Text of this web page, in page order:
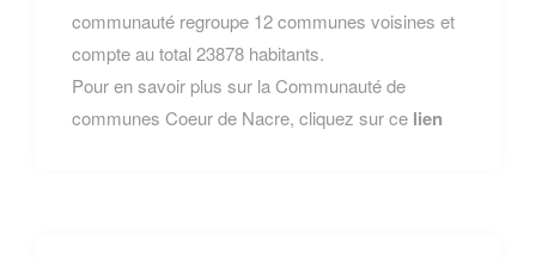
communauté regroupe 12 communes voisines et
compte au total 23878 habitants.
Pour en savoir plus sur la Communauté de
communes Coeur de Nacre, cliquez sur ce lien